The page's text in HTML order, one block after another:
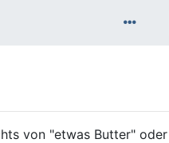
von "etwas Butter"